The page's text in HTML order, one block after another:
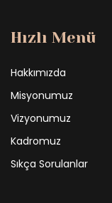
Hızlı Menü
Hakkımızda
Misyonumuz
Vizyonumuz
Kadromuz
Sıkça Sorulanlar